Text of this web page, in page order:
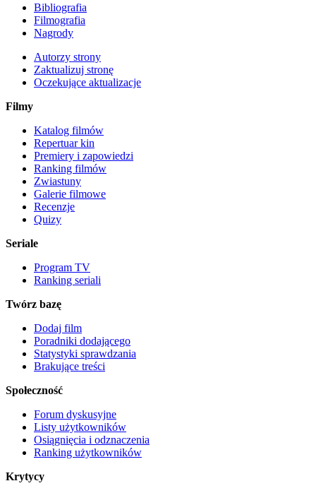
Bibliografia
Filmografia
Nagrody
Autorzy strony
Zaktualizuj stronę
Oczekujące aktualizacje
Filmy
Katalog filmów
Repertuar kin
Premiery i zapowiedzi
Ranking filmów
Zwiastuny
Galerie filmowe
Recenzje
Quizy
Seriale
Program TV
Ranking seriali
Twórz bazę
Dodaj film
Poradniki dodającego
Statystyki sprawdzania
Brakujące treści
Społeczność
Forum dyskusyjne
Listy użytkowników
Osiągnięcia i odznaczenia
Ranking użytkowników
Krytycy